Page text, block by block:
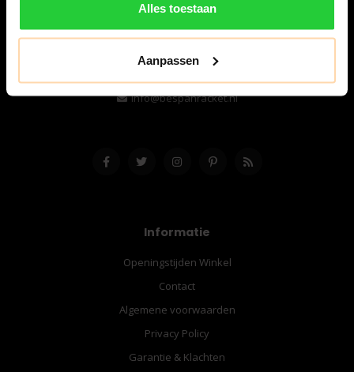
Alles toestaan
Aanpassen
8224 AA Lelystad
Nederland
06-57276080
info@bespanracket.nl
Informatie
Openingstijden Winkel
Contact
Algemene voorwaarden
Privacy Policy
Garantie & Klachten